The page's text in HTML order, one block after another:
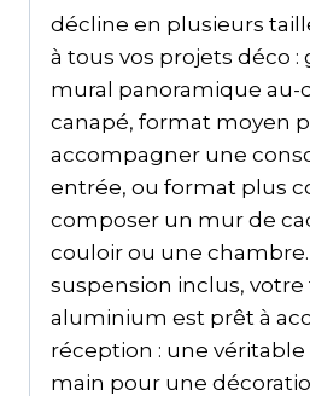
décline en plusieurs
à tous vos projets déco :
mural panoramique au-
canapé, format moyen
accompagner une
entrée, ou format plus
composer un mur de
couloir ou une chambre.
suspension inclus, votre
aluminium est prêt à
réception : une
main pour une